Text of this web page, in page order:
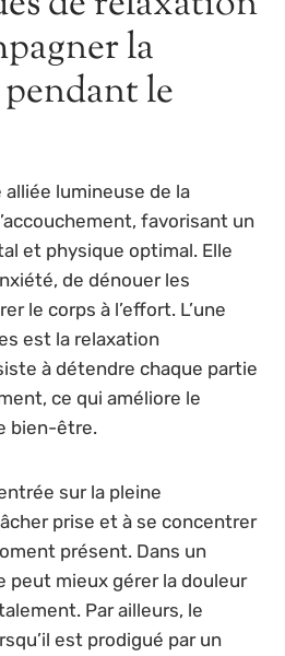
la
le
lumineuse de la
favorisant un
et physique optimal. Elle
de dénouer les
le corps à l’effort. L’une
est la relaxation
à détendre chaque partie
ce qui améliore le
bien-être.
sur la pleine
prise et à se concentrer
présent. Dans un
peut mieux gérer la douleur
Par ailleurs, le
est prodigué par un